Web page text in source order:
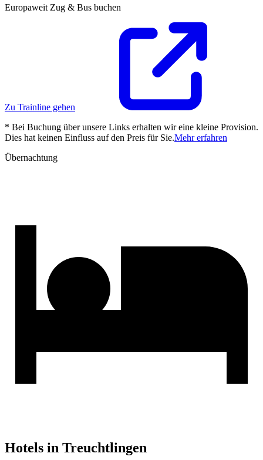
Europaweit Zug & Bus buchen
Zu Trainline gehen
* Bei Buchung über unsere Links erhalten wir eine kleine Provision.
Dies hat keinen Einfluss auf den Preis für Sie.Mehr erfahren
Übernachtung
Hotels in Treuchtlingen